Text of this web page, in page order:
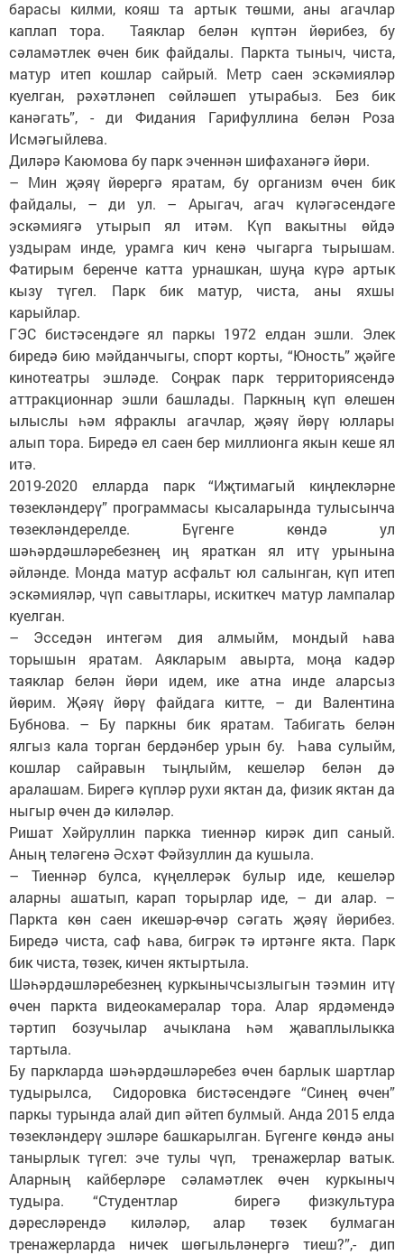
барасы килми, кояш та артык төшми, аны агачлар
каплап тора. Таяклар белән күптән йөрибез, бу
сәламәтлек өчен бик файдалы. Паркта тыныч, чиста,
матур итеп кошлар сайрый. Метр саен эскәмияләр
куелган, рәхәтләнеп сөйләшеп утырабыз. Без бик
канәгать”, - ди Фидания Гарифуллина белән Роза
Исмәгыйлева.
Диләрә Каюмова бу парк эченнән шифаханәгә йөри.
– Мин җәяү йөрергә яратам, бу организм өчен бик
файдалы, – ди ул. – Арыгач, агач күләгәсендәге
эскәмиягә утырып ял итәм. Күп вакытны өйдә
уздырам инде, урамга кич кенә чыгарга тырышам.
Фатирым беренче катта урнашкан, шуңа күрә артык
кызу түгел. Парк бик матур, чиста, аны яхшы
карыйлар.
ГЭС бистәсендәге ял паркы 1972 елдан эшли. Элек
биредә бию мәйданчыгы, спорт корты, “Юность” җәйге
кинотеатры эшләде. Соңрак парк территориясендә
аттракционнар эшли башлады. Паркның күп өлешен
ылыслы һәм яфраклы агачлар, җәяү йөрү юллары
алып тора. Биредә ел саен бер миллионга якын кеше ял
итә.
2019-2020 елларда парк “Иҗтимагый киңлекләрне
төзекләндерү” программасы кысаларында тулысынча
төзекләндерелде. Бүгенге көндә ул
шәһәрдәшләребезнең иң яраткан ял итү урынына
әйләнде. Монда матур асфальт юл салынган, күп итеп
эскәмияләр, чүп савытлары, искиткеч матур лампалар
куелган.
– Эсседән интегәм дия алмыйм, мондый һава
торышын яратам. Аякларым авырта, моңа кадәр
таяклар белән йөри идем, ике атна инде аларсыз
йөрим. Җәяү йөрү файдага китте, – ди Валентина
Бубнова. – Бу паркны бик яратам. Табигать белән
ялгыз кала торган бердәнбер урын бу. Һава сулыйм,
кошлар сайравын тыңлыйм, кешеләр белән дә
аралашам. Бирегә күпләр рухи яктан да, физик яктан да
ныгыр өчен дә киләләр.
Ришат Хәйруллин паркка тиеннәр кирәк дип саный.
Аның теләгенә Әсхәт Фәйзуллин да кушыла.
– Тиеннәр булса, күңеллерәк булыр иде, кешеләр
аларны ашатып, карап торырлар иде, – ди алар. –
Паркта көн саен икешәр-өчәр сәгать җәяү йөрибез.
Биредә чиста, саф һава, бигрәк тә иртәнге якта. Парк
бик чиста, төзек, кичен яктыртыла.
Шәһәрдәшләребезнең куркынычсызлыгын тәэмин итү
өчен паркта видеокамералар тора. Алар ярдәмендә
тәртип бозучылар ачыклана һәм җаваплылыкка
тартыла.
Бу паркларда шәһәрдәшләребез өчен барлык шартлар
тудырылса, Сидоровка бистәсендәге “Синең өчен”
паркы турында алай дип әйтеп булмый. Анда 2015 елда
төзекләндерү эшләре башкарылган. Бүгенге көндә аны
танырлык түгел: эче тулы чүп, тренажерлар ватык.
Аларның кайберләре сәламәтлек өчен куркыныч
тудыра. “Студентлар бирегә физкультура
дәресләрендә киләләр, алар төзек булмаган
тренажерларда ничек шөгыльләнергә тиеш?”,- дип